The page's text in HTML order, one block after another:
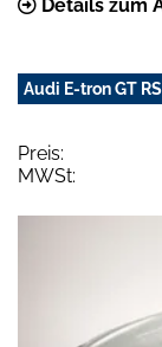
Details zum
Audi E-tron GT
Preis:
MWSt: